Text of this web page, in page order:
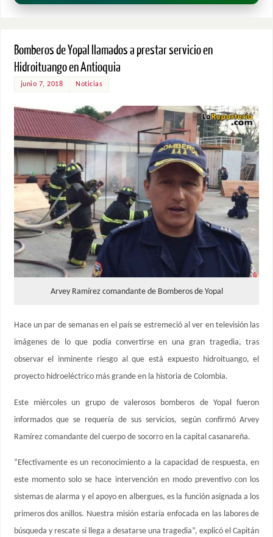
Bomberos de Yopal llamados a prestar servicio en
Hidroituango en Antioquia
junio 7, 2018 Noticias
Arvey Ramírez comandante de Bomberos de Yopal
Hace un par de semanas en el país se estremeció al ver en televisión las
imágenes de lo que podía convertirse en una gran tragedia, tras
observar el inminente riesgo al que está expuesto hidroituango, el
proyecto hidroeléctrico más grande en la historia de Colombia.
Este miércoles un grupo de valerosos bomberos de Yopal fueron
informados que se requería de sus servicios, según confirmó Arvey
Ramírez comandante del cuerpo de socorro en la capital casanareña.
“Efectivamente es un reconocimiento a la capacidad de respuesta, en
este momento solo se hace intervención en modo preventivo con los
sistemas de alarma y el apoyo en albergues, es la función asignada a los
primeros dos anillos. Nuestra misión estaría enfocada en las labores de
búsqueda y rescate si llega a desatarse una tragedia”, explicó el Capitán